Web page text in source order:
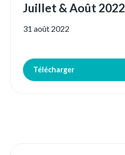
Juillet & Août 2022
31 août 2022
Télécharger